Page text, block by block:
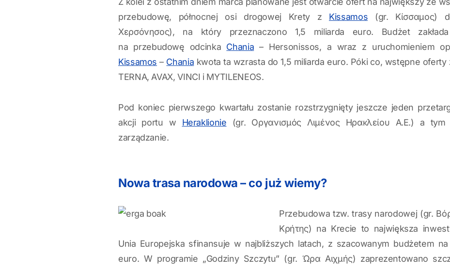
przebudowę, północnej osi drogowej Krety z Kissamos (gr. Κίσσαμος)
Χερσόνησος), na który przeznaczono 1,5 miliarda euro. Budżet
na przebudowę odcinka Chania – Hersonissos, a wraz z uruchomieniem
Kissamos – Chania kwota ta wzrasta do 1,5 miliarda euro. Póki co, wstępne oferty
TERNA, AVAX, VINCI i MYTILENEOS.
Pod koniec pierwszego kwartału zostanie rozstrzygnięty jeszcze jeden
akcji portu w Heraklionie (gr. Οργανισμός Λιμένος Ηρακλείου Α.Ε.) a
zarządzanie.
Nowa trasa narodowa – co już wiemy?
Przebudowa tzw. trasy narodowej (gr.
Κρήτης) na Krecie to największa
Unia Europejska sfinansuje w najbliższych latach, z szacowanym budżetem
euro. W programie „Godziny Szczytu” (gr. Ώρα Αιχμής) zaprezentowano